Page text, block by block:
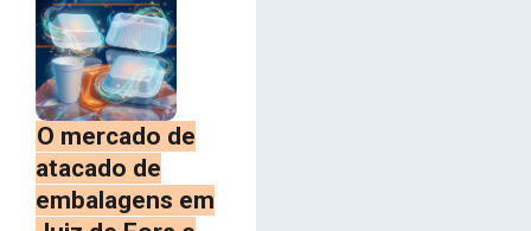
O mercado de
atacado de
embalagens em